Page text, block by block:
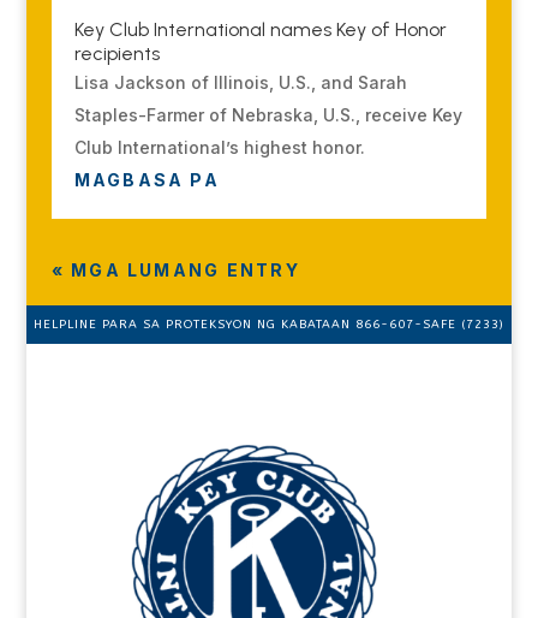
Key Club International names Key of Honor
recipients
Lisa Jackson of Illinois, U.S., and Sarah
Staples-Farmer of Nebraska, U.S., receive Key
Club International’s highest honor.
MAGBASA PA
« MGA LUMANG ENTRY
HELPLINE PARA SA PROTEKSYON NG KABATAAN 866-607-SAFE (7233)